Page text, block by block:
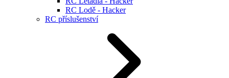
RC Lodě - Hacker
RC příslušenství